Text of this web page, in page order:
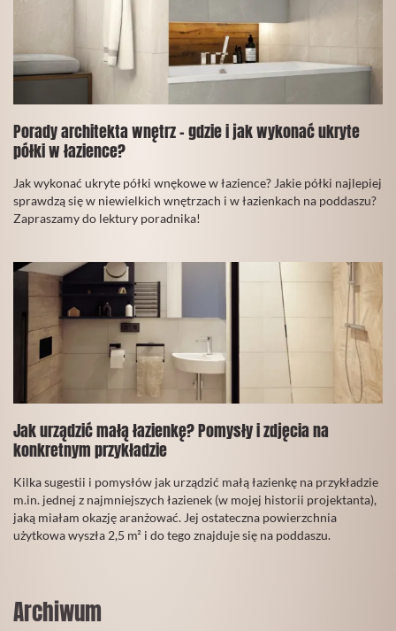
Porady architekta wnętrz - gdzie i jak wykonać ukryte
półki w łazience?
Wrzesień
2021
Jak wykonać ukryte półki wnękowe w łazience? Jakie półki najlepiej
sprawdzą się w niewielkich wnętrzach i w łazienkach na poddaszu?
Zapraszamy do lektury poradnika!
WIĘCEJ
Jak urządzić małą łazienkę? Pomysły i zdjęcia na
konkretnym przykładzie
Grudzień
2019
Kilka sugestii i pomysłów jak urządzić małą łazienkę na przykładzie
m.in. jednej z najmniejszych łazienek (w mojej historii projektanta),
jaką miałam okazję aranżować. Jej ostateczna powierzchnia
użytkowa wyszła 2,5 m² i do tego znajduje się na poddaszu.
Archiwum